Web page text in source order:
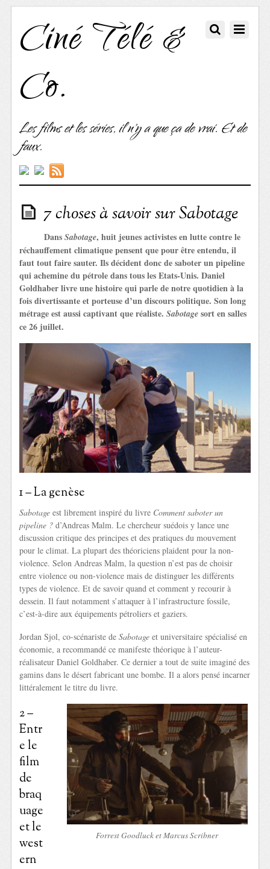
Ciné Télé &
Co.
Les films et les séries, il n'y a que ça de vrai. Et de
faux.
7 choses à savoir sur Sabotage
DansSabotage, huit jeunes activistes en lutte contre le
réchauffement climatique pensent que pour être entendu, il
faut tout faire sauter. Ils décident donc de saboter un pipeline
qui achemine du pétrole dans tous les Etats-Unis. Daniel
Goldhaber livre une histoire qui parle de notre quotidien à la
fois divertissante et porteuse d’un discours politique. Son long
métrage est aussi captivant que réaliste.Sabotage sort en salles
ce 26 juillet.
1 – La genèse
Sabotage est librement inspiré du livre Comment saboter un
pipeline ?d’Andreas Malm. Le chercheur suédois y lance une
discussion critique des principes et des pratiques du mouvement
pour le climat. La plupart des théoriciens plaident pour la non-
violence. Selon Andreas Malm, la question n’est pas de choisir
entre violence ou non-violence mais de distinguer les différents
types de violence. Et de savoir quand et comment y recourir à
dessein. Il faut notamment s’attaquer à l’infrastructure fossile,
c’est-à-dire aux équipements pétroliers et gaziers.
Jordan Sjol, co-scénariste deSabotage et universitaire spécialisé en
économie, a recommandé ce manifeste théorique à l’auteur-
réalisateur Daniel Goldhaber. Ce dernier a tout de suite imaginé des
gamins dans le désert fabricant une bombe. Il a alors pensé incarner
littéralement le titre du livre.
Forrest Goodluck et Marcus Scribner
2 –
Entr
e le
film
de
braq
uage
et le
west
ern